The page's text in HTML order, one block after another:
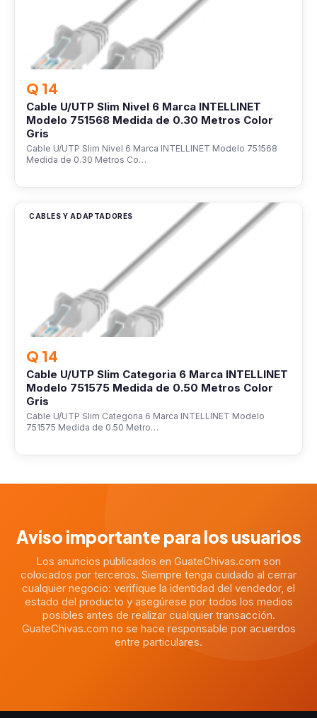
Q 14
Cable U/UTP Slim Nivel 6 Marca INTELLINET
Modelo 751568 Medida de 0.30 Metros Color
Gris
Cable U/UTP Slim Nivel 6 Marca INTELLINET Modelo 751568
Medida de 0.30 Metros Co…
CABLES Y ADAPTADORES
Q 14
Cable U/UTP Slim Categoria 6 Marca INTELLINET
Modelo 751575 Medida de 0.50 Metros Color
Gris
Cable U/UTP Slim Categoria 6 Marca INTELLINET Modelo
751575 Medida de 0.50 Metro…
Aviso importante para los usuarios
Los anuncios publicados en GuateChivas.com son
colocados por terceros. Siempre tenga cuidado al cerrar
cualquier negocio: verifique la identidad del vendedor, el
estado del producto y asegúrese por todos los medios
posibles antes de realizar cualquier transacción.
GuateChivas.com no se hace responsable por acuerdos
entre particulares.